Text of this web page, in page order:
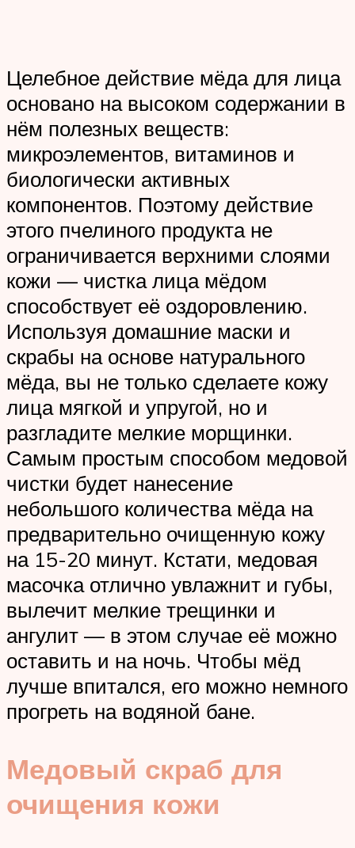
Целебное действие мёда для лица
основано на высоком содержании в
нём полезных веществ:
микроэлементов, витаминов и
биологически активных
компонентов. Поэтому действие
этого пчелиного продукта не
ограничивается верхними слоями
кожи — чистка лица мёдом
способствует её оздоровлению.
Используя домашние маски и
скрабы на основе натурального
мёда, вы не только сделаете кожу
лица мягкой и упругой, но и
разгладите мелкие морщинки.
Самым простым способом медовой
чистки будет нанесение
небольшого количества мёда на
предварительно очищенную кожу
на 15-20 минут. Кстати, медовая
масочка отлично увлажнит и губы,
вылечит мелкие трещинки и
ангулит — в этом случае её можно
оставить и на ночь. Чтобы мёд
лучше впитался, его можно немного
прогреть на водяной бане.
Медовый скраб для
очищения кожи